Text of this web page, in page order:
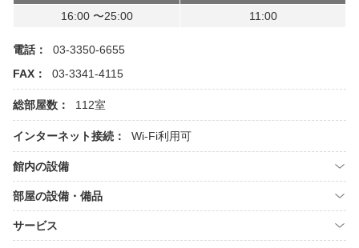
16:00 〜25:00
11:00
電話：
03-3350-6655
FAX：
03-3341-4115
総部屋数： 112室
インターネット接続： Wi-Fi利用可
館内の設備
部屋の設備・備品
サービス